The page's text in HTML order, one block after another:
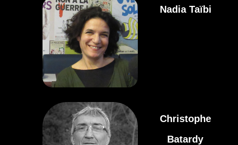
Nadia Taïbi
Christophe
Batardy